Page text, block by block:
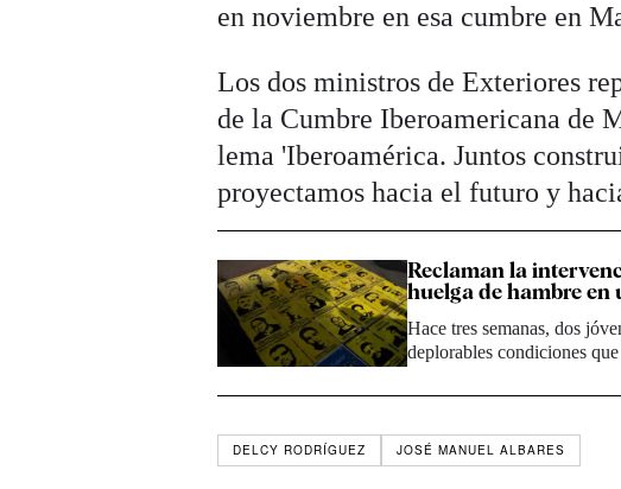
en noviembre en esa cumbre en
Los dos ministros de Exteriores
de la Cumbre Iberoamericana de
lema 'Iberoamérica. Juntos
proyectamos hacia el futuro y
Reclaman la
huelga de hambre en
Hace tres semanas, dos
deplorables condiciones
DELCY RODRÍGUEZ JOSÉ MANUEL ALBARES